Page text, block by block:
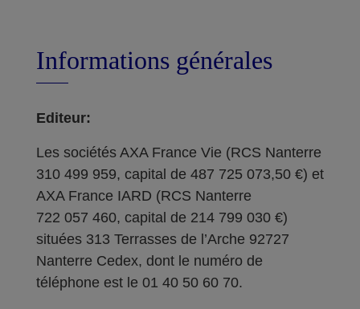
Informations générales
Editeur:
Les sociétés AXA France Vie (RCS Nanterre
310 499 959, capital de 487 725 073,50 €) et
AXA France IARD (RCS Nanterre
722 057 460, capital de 214 799 030 €)
situées 313 Terrasses de l’Arche 92727
Nanterre Cedex, dont le numéro de
téléphone est le 01 40 50 60 70.